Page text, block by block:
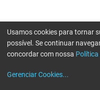
Usamos cookies para tornar
possível. Se continuar
concordar com nossa Política
Gerenciar Cookies...
Erro ao enviar